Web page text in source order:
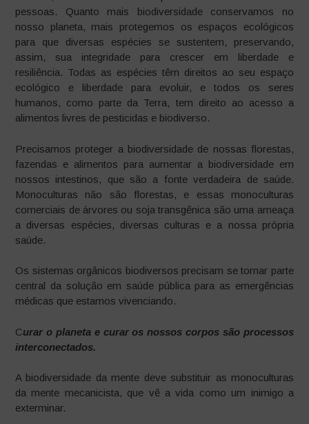
pessoas. Quanto mais biodiversidade conservamos no
nosso planeta, mais protegemos os espaços ecológicos
para que diversas espécies se sustentem, preservando,
assim, sua integridade para crescer em liberdade e
resiliência. Todas as espécies têm direitos ao seu espaço
ecológico e liberdade para evoluir, e todos os seres
humanos, como parte da Terra, tem direito ao acesso a
alimentos livres de pesticidas e biodiverso.
Precisamos proteger a biodiversidade de nossas florestas,
fazendas e alimentos para aumentar a biodiversidade em
nossos intestinos, que são a fonte verdadeira de saúde.
Monoculturas não são florestas, e essas monoculturas
comerciais de árvores ou soja transgênica são uma ameaça
a diversas espécies, diversas culturas e a nossa própria
saúde.
Os sistemas orgânicos biodiversos precisam se tornar parte
central da solução em saúde pública para as emergências
médicas que estamos vivenciando.
Curar o planeta e curar os nossos corpos são processos
interconectados.
A biodiversidade da mente deve substituir as monoculturas
da mente mecanicista, que vê a vida como um inimigo a
exterminar.